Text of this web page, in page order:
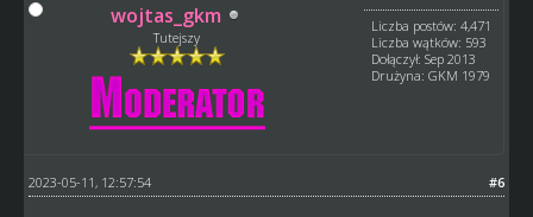
wojtas_gkm
Tutejszy
Liczba postów: 4,471
Liczba wątków: 593
Dołączył: Sep 2013
Drużyna: GKM 1979
#6
2023-05-11, 12:57:54